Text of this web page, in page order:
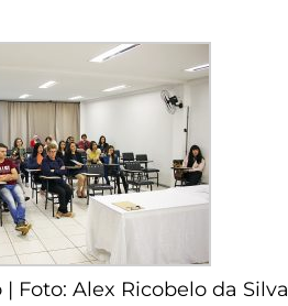
Foto: Alex Ricobelo da Silva